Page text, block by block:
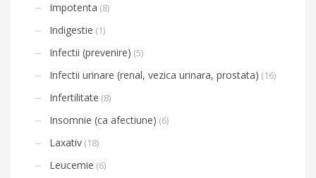
Impotenta (8)
Indigestie (1)
Infectii (prevenire) (5)
Infectii urinare (renal, vezica urinara, prostata) (16)
Infertilitate (8)
Insomnie (ca afectiune) (6)
Laxativ (18)
Leucemie (6)